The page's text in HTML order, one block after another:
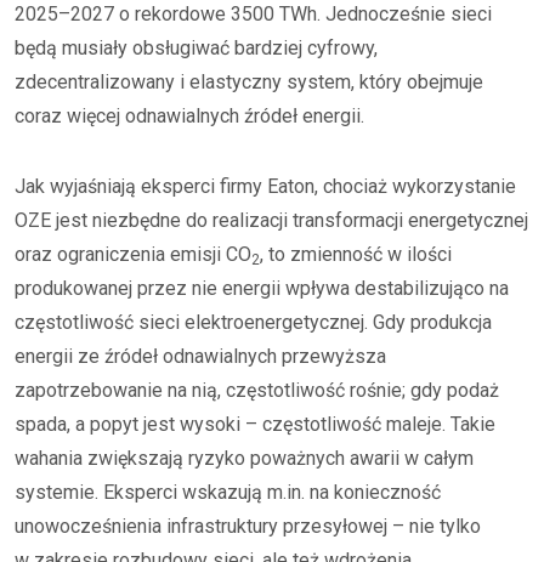
2025–2027 o rekordowe 3500 TWh. Jednocześnie sieci
będą musiały obsługiwać bardziej cyfrowy,
zdecentralizowany i elastyczny system, który obejmuje
coraz więcej odnawialnych źródeł energii.
Jak wyjaśniają eksperci firmy Eaton, chociaż wykorzystanie
OZE jest niezbędne do realizacji transformacji energetycznej
oraz ograniczenia emisji CO2, to zmienność w ilości
produkowanej przez nie energii wpływa destabilizująco na
częstotliwość sieci elektroenergetycznej. Gdy produkcja
energii ze źródeł odnawialnych przewyższa
zapotrzebowanie na nią, częstotliwość rośnie; gdy podaż
spada, a popyt jest wysoki – częstotliwość maleje. Takie
wahania zwiększają ryzyko poważnych awarii w całym
systemie. Eksperci wskazują m.in. na konieczność
unowocześnienia infrastruktury przesyłowej – nie tylko